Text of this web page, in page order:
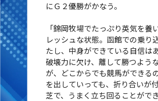
にＧ２優勝がかなう。
「錦岡牧場でたっぷり英気を養
レッシュな状態。函館での乗り
たし、中身ができている自信は
破壊力に欠け、離して勝つよう
が、どこからでも競馬ができる
を出していっても、折り合いが
芝で、うまく立ち回ることができ